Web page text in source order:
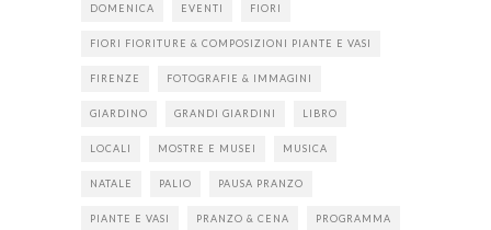
DOMENICA EVENTI FIORI
FIORI FIORITURE & COMPOSIZIONI PIANTE E VASI
FIRENZE FOTOGRAFIE & IMMAGINI
GIARDINO GRANDI GIARDINI LIBRO
LOCALI MOSTRE E MUSEI MUSICA
NATALE PALIO PAUSA PRANZO
PIANTE E VASI PRANZO & CENA PROGRAMMA